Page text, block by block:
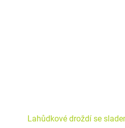
Lahůdkové droždí se